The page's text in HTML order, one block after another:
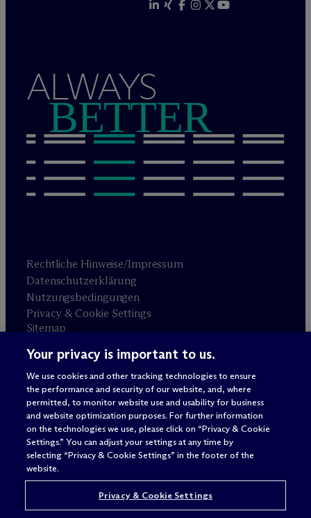
ALWAYS
BETTER
Rechtliche Hinweise/Impressum
Datenschutzerklärung
Nutzungsbedingungen
Privacy & Cookie Settings
Sitemap
Anwaltswerbung © 2026 M Dermott Will & Schulte
Your privacy is important to us.
We use cookies and other tracking technologies to ensure
the performance and security of our website, and, where
permitted, to monitor website use and usability for business
and website optimization purposes. For further information
on the technologies we use, please click on “Privacy & Cookie
Settings.” You can adjust your settings at any time by
selecting “Privacy & Cookie Settings” in the footer of the
website.
Privacy & Cookie Settings